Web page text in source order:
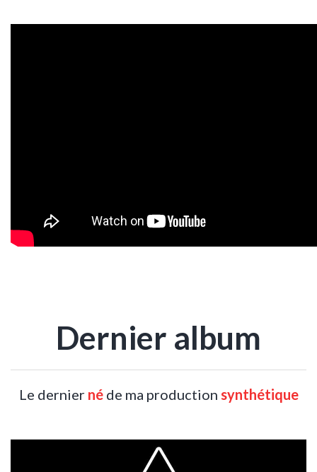
Dernier album
Le dernier néde ma production synthétique